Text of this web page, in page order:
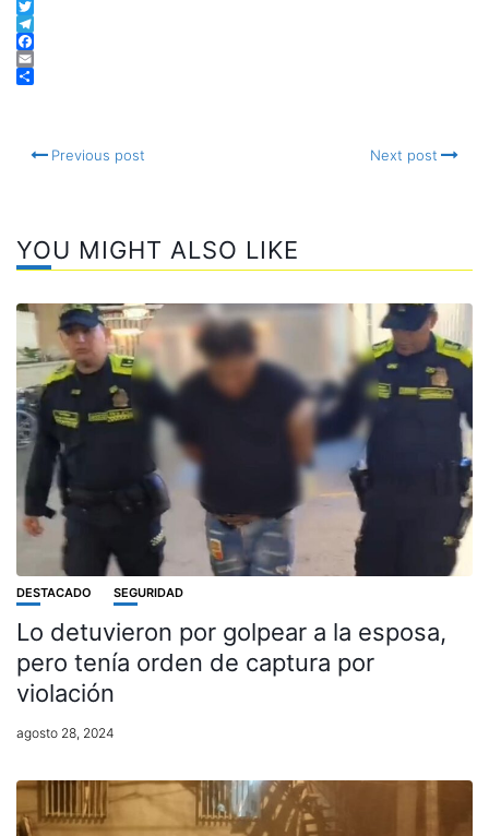
WhatsApp
Twitter
Telegram
Facebook
Email
Previous post Next post
YOU MIGHT ALSO LIKE
DESTACADO SEGURIDAD
Lo detuvieron por golpear a la esposa,
pero tenía orden de captura por
violación
agosto 28, 2024